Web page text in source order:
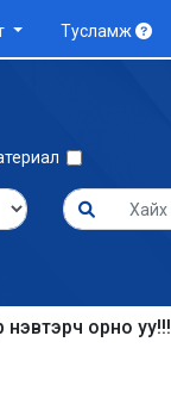
Тусламж
нэвтэрч орно уу!!!